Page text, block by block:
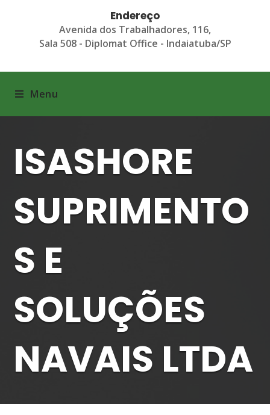
Endereço
Avenida dos Trabalhadores, 116,
Sala 508 - Diplomat Office - Indaiatuba/SP
Menu
ISASHORE
SUPRIMENTO
S E
SOLUÇÕES
NAVAIS LTDA